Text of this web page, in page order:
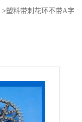
>塑料带刺花环不带A字